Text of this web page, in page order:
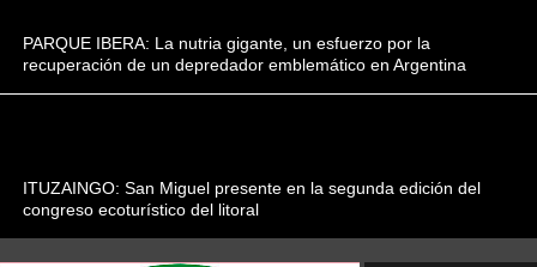
PARQUE IBERA: La nutria gigante, un esfuerzo por la
recuperación de un depredador emblemático en Argentina
ITUZAINGO: San Miguel presente en la segunda edición del
congreso ecoturístico del litoral